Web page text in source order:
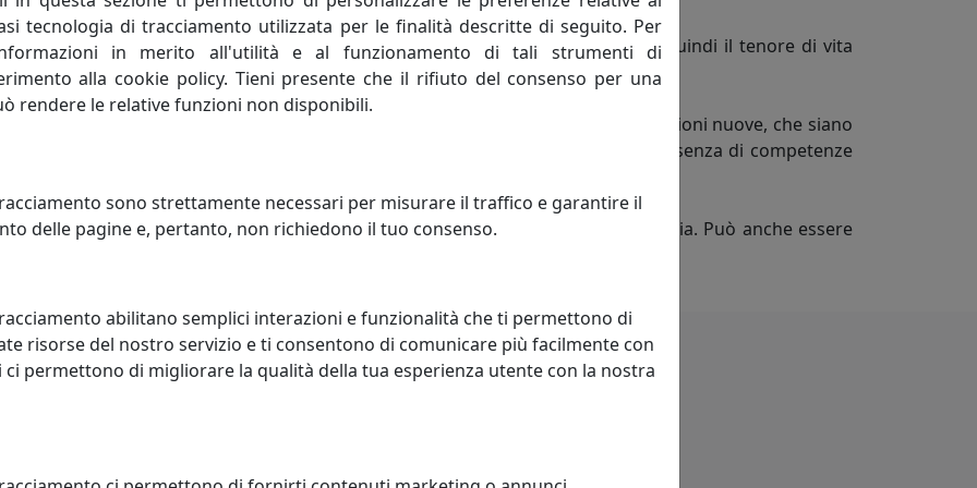
il livello di conoscenza attuale, perfeziona un processo migliorando quindi il tenore di vita
progresso umano; porta con sé valori e risultati positivi, mai negativi.
capacità di creare e inventare."Creatività è unire elementi esistenti con connessioni nuove, che siano
profonda conoscenza delle regole da superare, non può svilupparsi in assenza di competenze
sono curiosità, indipendenza, spirito critico, autodisciplina.
di un sistema economico oppure di una singola impresa od industria. Può anche essere
concorrenza. Lo spirito di rivalità è proprio di chi è competitivo.
tecnologia di tracciamento utilizzata per le finalità descritte di seguito. Per
in merito all'utilità e al funzionamento di tali strumenti di
alla cookie policy. Tieni presente che il rifiuto del consenso per una
rendere le relative funzioni non disponibili.
sono strettamente necessari per misurare il traffico e garantire il
delle pagine e, pertanto, non richiedono il tuo consenso.
abilitano semplici interazioni e funzionalità che ti permettono di
risorse del nostro servizio e ti consentono di comunicare più facilmente con
permettono di migliorare la qualità della tua esperienza utente con la nostra